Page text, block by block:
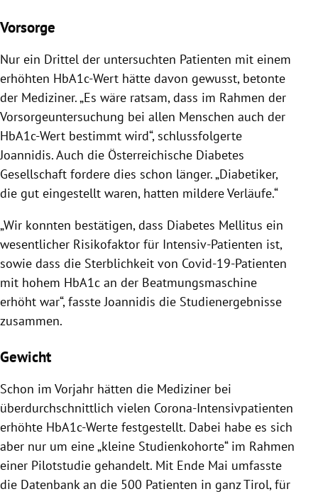
Vorsorge
Nur ein Drittel der untersuchten Patienten mit einem
erhöhten HbA1c-Wert hätte davon gewusst, betonte
der Mediziner. „Es wäre ratsam, dass im Rahmen der
Vorsorgeuntersuchung bei allen Menschen auch der
HbA1c-Wert bestimmt wird“, schlussfolgerte
Joannidis. Auch die Österreichische Diabetes
Gesellschaft fordere dies schon länger. „Diabetiker,
die gut eingestellt waren, hatten mildere Verläufe.“
„Wir konnten bestätigen, dass Diabetes Mellitus ein
wesentlicher Risikofaktor für Intensiv-Patienten ist,
sowie dass die Sterblichkeit von Covid-19-Patienten
mit hohem HbA1c an der Beatmungsmaschine
erhöht war“, fasste Joannidis die Studienergebnisse
zusammen.
Gewicht
Schon im Vorjahr hätten die Mediziner bei
überdurchschnittlich vielen Corona-Intensivpatienten
erhöhte HbA1c-Werte festgestellt. Dabei habe es sich
aber nur um eine „kleine Studienkohorte“ im Rahmen
einer Pilotstudie gehandelt. Mit Ende Mai umfasste
die Datenbank an die 500 Patienten in ganz Tirol, für